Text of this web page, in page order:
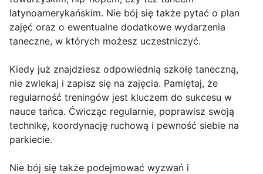
latynoamerykańskim. Nie bój się także pytać o plan
zajęć oraz o ewentualne dodatkowe wydarzenia
taneczne, w których możesz uczestniczyć.
Kiedy już znajdziesz odpowiednią szkołę taneczną,
nie zwlekaj i zapisz się na zajęcia. Pamiętaj, że
regularność treningów jest kluczem do sukcesu w
nauce tańca. Ćwicząc regularnie, poprawisz swoją
technikę, koordynację ruchową i pewność siebie na
parkiecie.
Nie bój się także podejmować wyzwań i